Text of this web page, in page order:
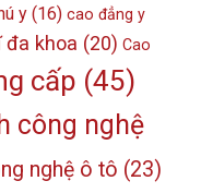
y(16) cao đẳng y
đa khoa (20) Cao
cấp (45)
công nghệ
nghệ ô tô (23)